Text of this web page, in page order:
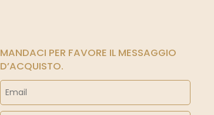
MANDACI PER FAVORE IL MESSAGGIO
D’ACQUISTO.